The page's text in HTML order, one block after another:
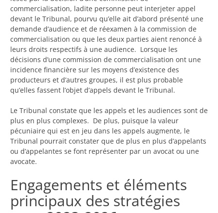
commercialisation, ladite personne peut interjeter appel
devant le Tribunal, pourvu qu’elle ait d’abord présenté une
demande d’audience et de réexamen à la commission de
commercialisation ou que les deux parties aient renoncé à
leurs droits respectifs à une audience. Lorsque les
décisions d’une commission de commercialisation ont une
incidence financière sur les moyens d’existence des
producteurs et d’autres groupes, il est plus probable
qu’elles fassent l’objet d’appels devant le Tribunal.
Le Tribunal constate que les appels et les audiences sont de
plus en plus complexes. De plus, puisque la valeur
pécuniaire qui est en jeu dans les appels augmente, le
Tribunal pourrait constater que de plus en plus d’appelants
ou d’appelantes se font représenter par un avocat ou une
avocate.
Engagements et éléments
principaux des stratégies